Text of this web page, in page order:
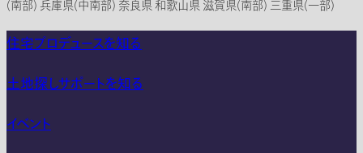
(南部) 兵庫県(中南部) 奈良県 和歌山県 滋賀県(南部) 三重県(一部)
住宅プロデュースを知る
土地探しサポートを知る
イベント